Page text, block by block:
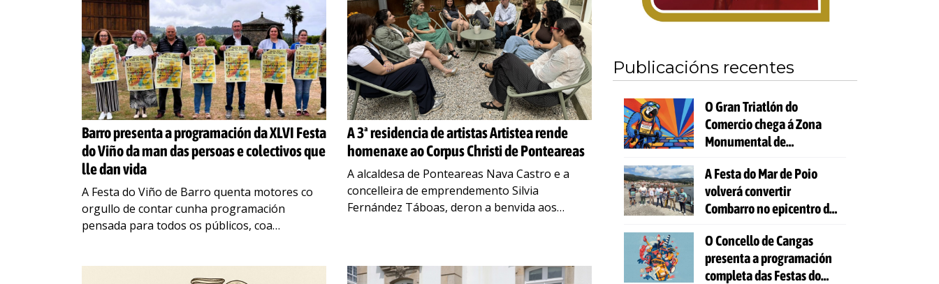
Barro presenta a programación da XLVI Festa
do Viño da man das persoas e colectivos que
lle dan vida
A Festa do Viño de Barro quenta motores co
orgullo de contar cunha programación
pensada para todos os públicos, coa
A 3ª residencia de artistas Artistea rende
homenaxe ao Corpus Christi de Ponteareas
A alcaldesa de Ponteareas Nava Castro e a
concelleira de emprendemento Silvia
Fernández Táboas, deron a benvida aos
Publicacións recentes
O Gran Triatlón do
Comercio chega á Zona
Monumental de
A Festa do Mar de Poio
volverá convertir
Combarro no epicentro da
O Concello de Cangas
presenta a programación
completa das Festas do